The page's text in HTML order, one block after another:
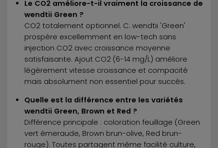
Le CO2 améliore-t-il vraiment la croissance de
wendtii Green ?
CO2 totalement optionnel. C. wendtii 'Green'
prospère excellemment en low-tech sans
injection CO2 avec croissance moyenne
satisfaisante. Ajout CO2 (6-14 mg/L) améliore
légèrement vitesse croissance et compacité
mais absolument non essentiel pour succès.
Quelle est la différence entre les variétés
wendtii Green, Brown et Red ?
Différence principale : coloration feuillage (Green
vert émeraude, Brown brun-olive, Red brun-
rouge). Toutes partagent même facilité culture,